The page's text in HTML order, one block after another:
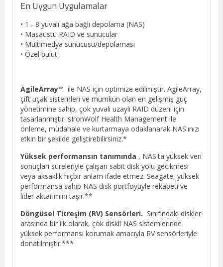
En Uygun Uygulamalar
• 1 - 8 yuvalı ağa bağlı depolama (NAS)
• Masaüstü RAID ve sunucular
• Multimedya sunucusu/depolaması
• Özel bulut
AgileArray™ ile NAS için optimize edilmiştir. AgileArray,
çift uçak sistemleri ve mümkün olan en gelişmiş güç
yönetimine sahip, çok yuvalı uzaylı RAID düzeni için
tasarlanmıştır. sIronWolf Health Management ile
önleme, müdahale ve kurtarmaya odaklanarak NAS'ınızı
etkin bir şekilde geliştirebilirsiniz.*
Yüksek performansın tanımında , NAS'ta yüksek veri
sonuçları süreleriyle çalışan sabit disk yolu gecikmesi
veya aksaklık hiçbir anlam ifade etmez. Seagate, yüksek
performansa sahip NAS disk portföyüyle rekabeti ve
lider aktarımını taşır.**
Döngüsel Titreşim (RV) Sensörleri. Sınıfındaki diskler
arasında bir ilk olarak, çok diskli NAS sistemlerinde
yüksek performansı korumak amacıyla RV sensörleriyle
donatılmıştır.***